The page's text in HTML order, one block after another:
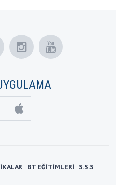
BT EĞİTİMLERİ S.S.S